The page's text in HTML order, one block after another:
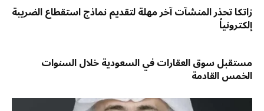
زاتكا تحذر المنشآت آخر مهلة لتقديم نماذج استقطاع الضريبة
إلكترونياً
مستقبل سوق العقارات في السعودية خلال السنوات
الخمس القادمة